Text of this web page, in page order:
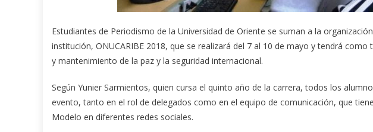
Estudiantes de Periodismo de la Universidad de Oriente se suman a la
institución, ONUCARIBE 2018, que se realizará del 7 al 10 de mayo y tendrá
y mantenimiento de la paz y la seguridad internacional.
Según Yunier Sarmientos, quien cursa el quinto año de la carrera, todos los
evento, tanto en el rol de delegados como en el equipo de comunicación, que
Modelo en diferentes redes sociales.